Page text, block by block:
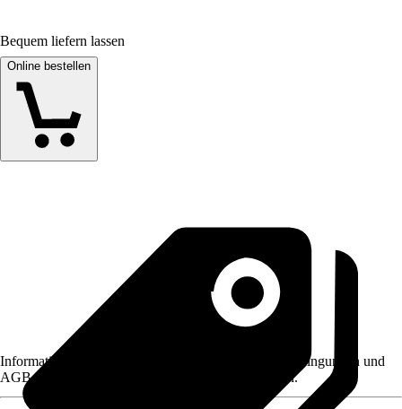
Bequem liefern lassen
Online bestellen
Informationen des Verkäufers, wie z. B. Rückgabebedingungen und
AGB, finden Sie bei Klick auf den Verkäufernamen.